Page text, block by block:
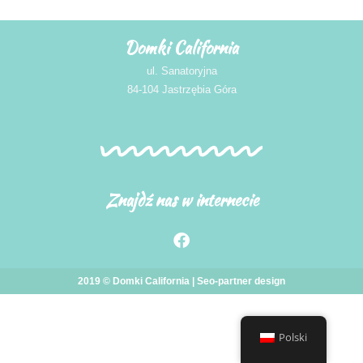
Domki California
ul. Sanatoryjna
84-104 Jastrzębia Góra
Znajdź nas w internecie
2019 © Domki California | Seo-partner design
Polski